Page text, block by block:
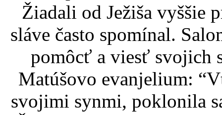
Žiadali od Ježiša vyššie
sláve často spomínal.
pomôcť a viesť svojich
Matúšovo evanjelium:
svojimi synmi, poklonila